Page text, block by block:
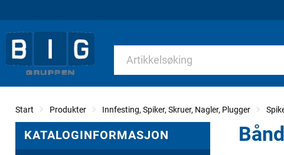
Start Produkter Innfesting, Spiker, Skruer, Nagler, Plugger
KATALOGINFORMASJON